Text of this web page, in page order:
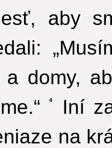
aby
a domy,
4
Iní
na